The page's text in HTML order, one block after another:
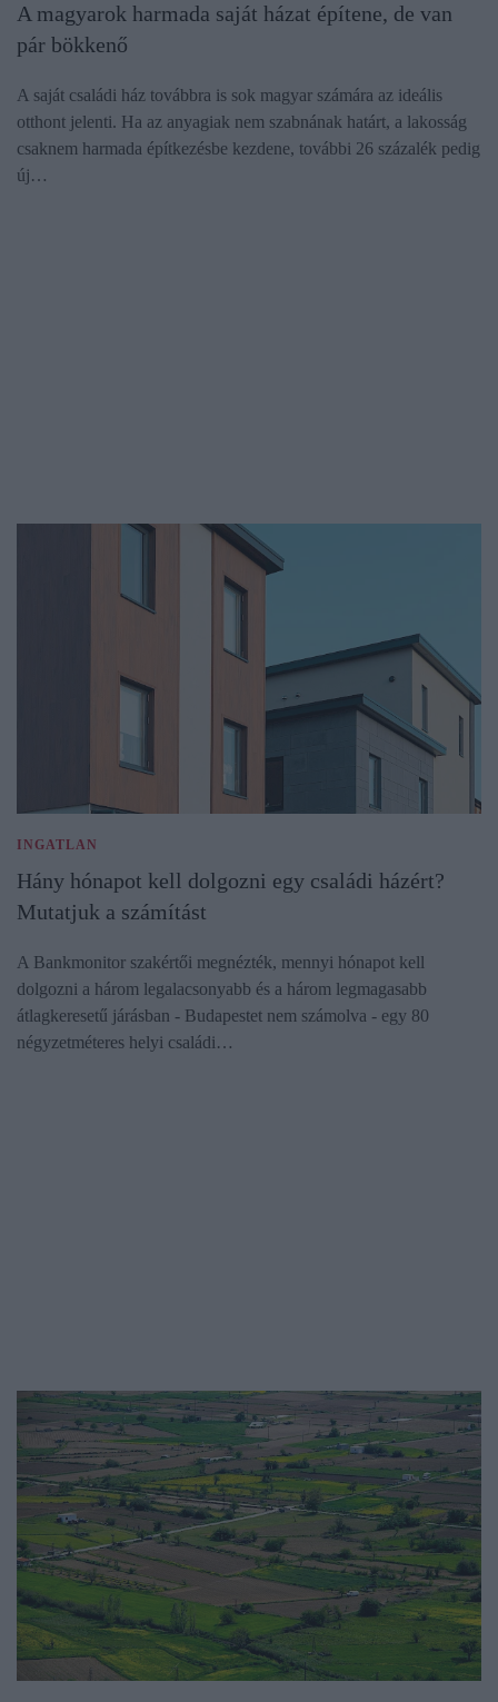
A magyarok harmada saját házat építene, de van
pár bökkenő
A saját családi ház továbbra is sok magyar számára az ideális
otthont jelenti. Ha az anyagiak nem szabnának határt, a lakosság
csaknem harmada építkezésbe kezdene, további 26 százalék pedig
új…
INGATLAN
Hány hónapot kell dolgozni egy családi házért?
Mutatjuk a számítást
A Bankmonitor szakértői megnézték, mennyi hónapot kell
dolgozni a három legalacsonyabb és a három legmagasabb
átlagkeresetű járásban - Budapestet nem számolva - egy 80
négyzetméteres helyi családi…